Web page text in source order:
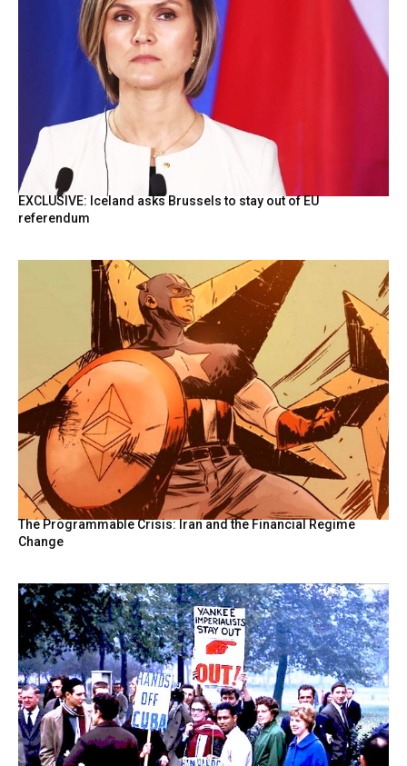
EXCLUSIVE: Iceland asks Brussels to stay out of EU
referendum
The Programmable Crisis: Iran and the Financial Regime
Change